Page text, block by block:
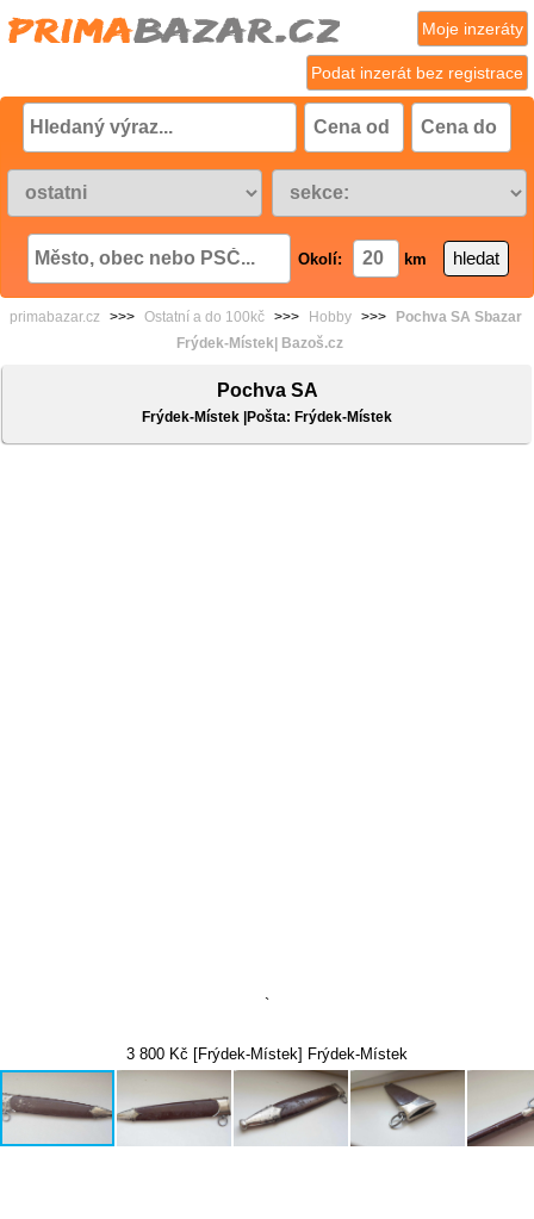
Podat inzerát bez registrace
Moje inzeráty
Okolí: km
primabazar.cz >>> Ostatní a do 100kč >>> Hobby >>>
Pochva SA Sbazar
Frýdek-Místek| Bazoš.cz
Pochva SA
Frýdek-Místek |Pošta: Frýdek-Místek
`
3 800 Kč [Frýdek-Místek] Frýdek-Místek